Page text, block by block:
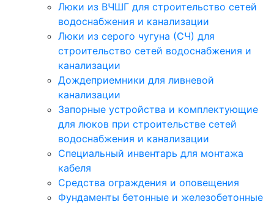
Люки из ВЧШГ для строительство сетей
водоснабжения и канализации
Люки из серого чугуна (СЧ) для
строительство сетей водоснабжения и
канализации
Дождеприемники для ливневой
канализации
Запорные устройства и комплектующие
для люков при строительстве сетей
водоснабжения и канализации
Специальный инвентарь для монтажа
кабеля
Средства ограждения и оповещения
Фундаменты бетонные и железобетонные